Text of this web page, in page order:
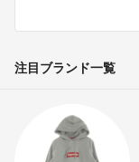
注目ブランド一覧